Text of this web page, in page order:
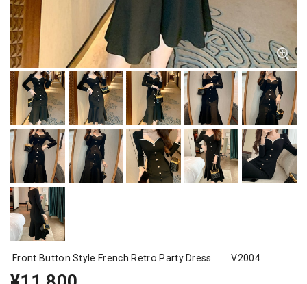
Front Button Style French Retro Party Dress V2004